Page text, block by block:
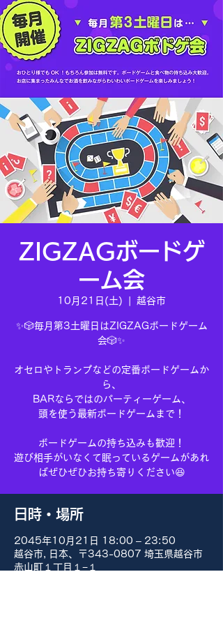
ZIGZAGボードゲ
ーム会
10月21日(土) 越谷市
✨🎲毎月第3土曜日はZIGZAGボードゲーム
会🎲✨
オセロやトランプなどの定番ボードゲームか
ら、
BARならではのパーティーゲーム、
頭を使う最新ボードゲームまで！
ボードゲームの持ち込みも歓迎！
遊び相手がいなくて眠っているゲームがあれ
ばぜひぜひお持ち寄りください😆
日時・場所
2045年10月21日 18:00 – 23:50
越谷市, 日本、〒343-0807 埼玉県越谷市
赤山町１丁目１−１